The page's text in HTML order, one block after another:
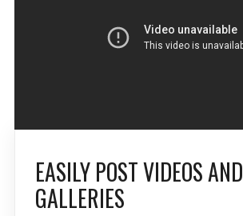
EASILY POST VIDEOS AND
GALLERIES